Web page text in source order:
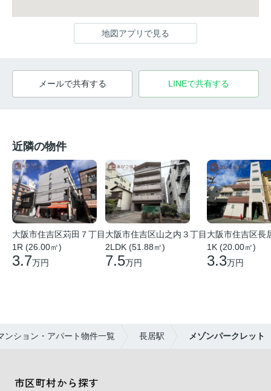
地図アプリで見る
メールで共有する LINEで共有する
近隣の物件
大阪市住吉区苅田７丁目
1R (26.00㎡)
3.7万円
大阪市住吉区山之内３丁目
2LDK (51.88㎡)
7.5万円
大阪市住吉区長
1K (20.00㎡)
3.3万円
ンション・アパート物件一覧 長居駅 メゾンパークレット
市区町村から探す